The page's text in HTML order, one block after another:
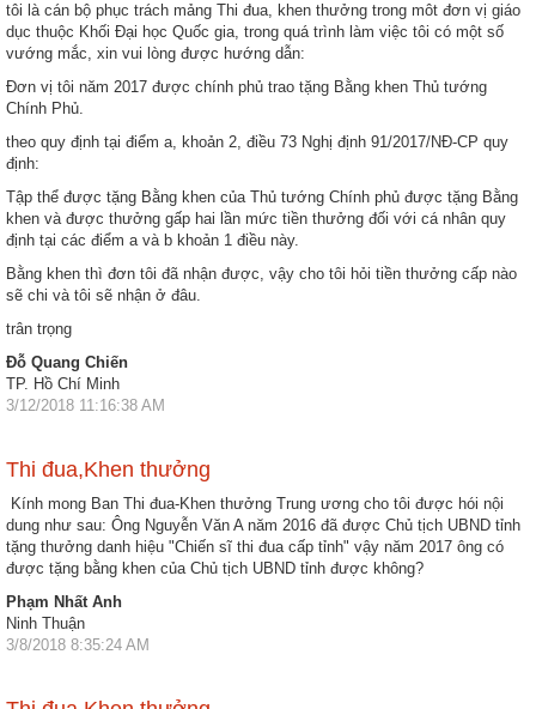
tôi là cán bộ phục trách mảng Thi đua, khen thưởng trong môt đơn vị giáo
dục thuộc Khối Đại học Quốc gia, trong quá trình làm việc tôi có một số
vướng mắc, xin vui lòng được hướng dẫn:
Đơn vị tôi năm 2017 được chính phủ trao tặng Bằng khen Thủ tướng
Chính Phủ.
theo quy định tại điểm a, khoản 2, điều 73 Nghị định 91/2017/NĐ-CP quy
định:
Tập thể được tặng Bằng khen của Thủ tướng Chính phủ được tặng Bằng
khen và được thưởng gấp hai lần mức tiền thưởng đối với cá nhân quy
định tại các điểm a và b khoản 1 điều này.
Bằng khen thì đơn tôi đã nhận được, vậy cho tôi hỏi tiền thưởng cấp nào
sẽ chi và tôi sẽ nhận ở đâu.
trân trọng
Đỗ Quang Chiến
TP. Hồ Chí Minh
3/12/2018 11:16:38 AM
Thi đua,Khen thưởng
Kính mong Ban Thi đua-Khen thưởng Trung ương cho tôi được hói nội
dung như sau: Ông Nguyễn Văn A năm 2016 đã được Chủ tịch UBND tỉnh
tặng thưởng danh hiệu "Chiến sĩ thi đua cấp tỉnh" vậy năm 2017 ông có
được tặng bằng khen của Chủ tịch UBND tỉnh được không?
Phạm Nhất Anh
Ninh Thuận
3/8/2018 8:35:24 AM